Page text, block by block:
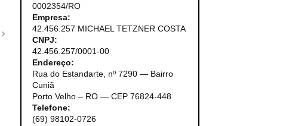
0002354/RO
Empresa:
42.456.257 MICHAEL TETZNER COSTA
CNPJ:
42.456.257/0001-00
Endereço:
Rua do Estandarte, nº 7290 — Bairro
Cuniã
Porto Velho – RO — CEP 76824-448
Telefone:
(69) 98102-0726